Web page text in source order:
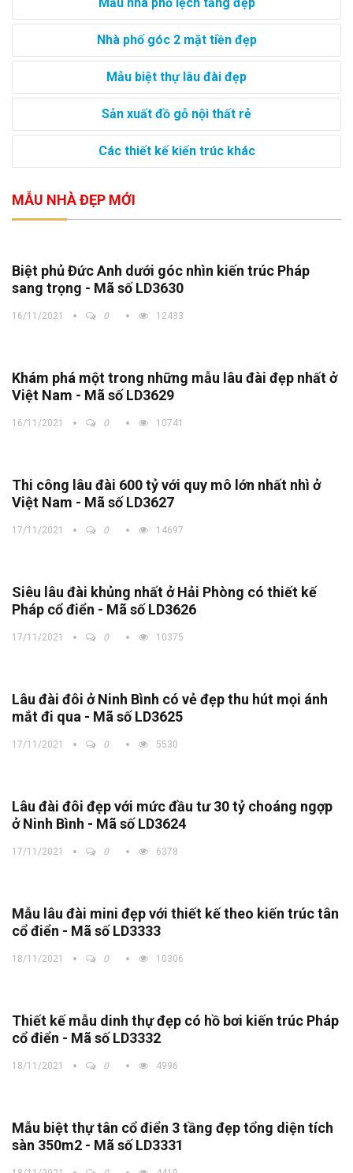
Nhà phố góc 2 mặt tiền đẹp
Mẫu biệt thự lâu đài đẹp
Sản xuất đồ gỗ nội thất rẻ
Các thiết kế kiến trúc khác
MẪU NHÀ ĐẸP MỚI
Biệt phủ Đức Anh dưới góc nhìn kiến trúc Pháp
sang trọng - Mã số LD3630
16/11/2021 0 12433
Khám phá một trong những mẫu lâu đài đẹp nhất ở
Việt Nam - Mã số LD3629
16/11/2021 0 10741
Thi công lâu đài 600 tỷ với quy mô lớn nhất nhì ở
Việt Nam - Mã số LD3627
17/11/2021 0 14697
Siêu lâu đài khủng nhất ở Hải Phòng có thiết kế
Pháp cổ điển - Mã số LD3626
17/11/2021 0 10375
Lâu đài đôi ở Ninh Bình có vẻ đẹp thu hút mọi ánh
mắt đi qua - Mã số LD3625
17/11/2021 0 5530
Lâu đài đôi đẹp với mức đầu tư 30 tỷ choáng ngợp
ở Ninh Bình - Mã số LD3624
17/11/2021 0 6378
Mẫu lâu đài mini đẹp với thiết kế theo kiến trúc tân
cổ điển - Mã số LD3333
18/11/2021 0 10306
Thiết kế mẫu dinh thự đẹp có hồ bơi kiến trúc Pháp
cổ điển - Mã số LD3332
18/11/2021 0 4996
Mẫu biệt thự tân cổ điển 3 tầng đẹp tổng diện tích
sàn 350m2 - Mã số LD3331